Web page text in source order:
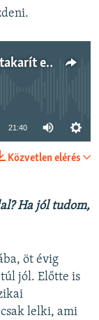
Magyar lány Amerikában – Ingyen takarít extrém koszos lakásokat depressziósoknak
21:40
Közvetlen elérés
Ha jól tudom,
öt évig
jól. Előtte is
lelki, ami